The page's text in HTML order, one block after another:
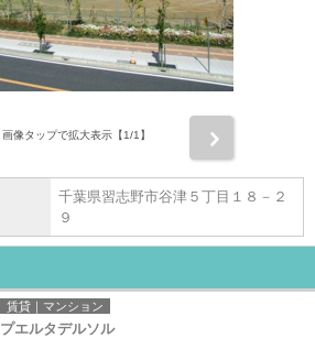
画像タップで拡大表示【1/1】
千葉県習志野市谷津５丁目１８－２
９
賃貸｜マンション
プエルタデルソル